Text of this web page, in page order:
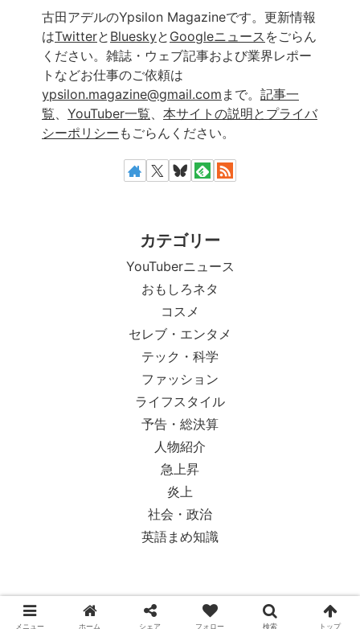
古田アデルのYpsilon Magazineです。更新情報
はTwitterと Blueskyと Googleニュース をごらん
ください。雑誌・ウェブ記事および業界レポー
トなどお仕事のご依頼は
ypsilon.magazine@gmail.com まで。 記事一
覧、 YouTuber一覧、 本サイトの説明とプライバ
シーポリシー もごらんください。
カテゴリー
YouTuberニュース
おもしろネタ
コスメ
セレブ・エンタメ
テック・科学
ファッション
ライフスタイル
予告・総決算
人物紹介
急上昇
炎上
社会・政治
英語まめ知識
© 2018-2026 Ypsilon Magazine.
メニュー ホーム シェア フォロー 検索 トップ